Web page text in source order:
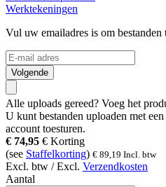
Werktekeningen
Vul uw emailadres is om bestanden
Volgende
Alle uploads gereed? Voeg het
U kunt bestanden uploaden met
account toesturen.
€ 74,95 € Korting
(see Staffelkorting) € 89,19 Incl. btw
Excl. btw / Excl. Verzendkosten
Aantal